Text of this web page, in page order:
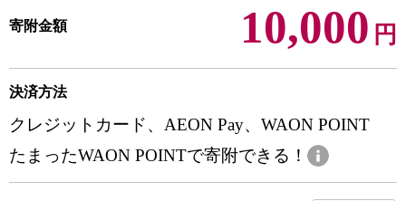
寄附金額 10,000 円
決済方法
クレジットカード、AEON Pay、WAON POINT
たまったWAON POINTで寄附できる！